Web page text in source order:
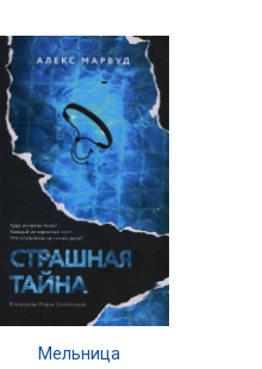
Мельница